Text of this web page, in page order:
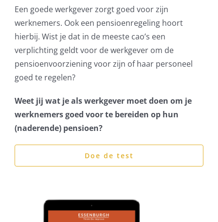
Een goede werkgever zorgt goed voor zijn
werknemers. Ook een pensioenregeling hoort
hierbij. Wist je dat in de meeste cao’s een
verplichting geldt voor de werkgever om de
pensioenvoorziening voor zijn of haar personeel
goed te regelen?
Weet jij wat je als werkgever moet doen om je
werknemers goed voor te bereiden op hun
(naderende) pensioen?
Doe de test